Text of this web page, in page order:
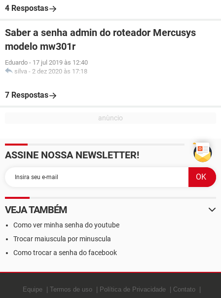
4 Respostas
Saber a senha admin do roteador Mercusys
modelo mw301r
Eduardo - 17 jul 2019 às 12:40
silva - 2 dez 2020 às 17:18
7 Respostas
ASSINE NOSSA NEWSLETTER!
VEJA TAMBÉM
Como ver minha senha do youtube
Trocar maiuscula por minuscula
Como trocar a senha do facebook
Equipe Termos de uso Política de Privacidade Contato